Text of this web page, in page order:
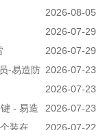
2026-08-05
2026-07-29
2026-07-29
2026-07-23
-易造防
2026-07-23
2026-07-23
- 易造
2026-07-22
装在